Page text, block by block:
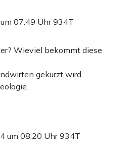
07:49 Uhr934T
Wieviel bekommt diese
gekürzt wird.
um 08:20 Uhr934T